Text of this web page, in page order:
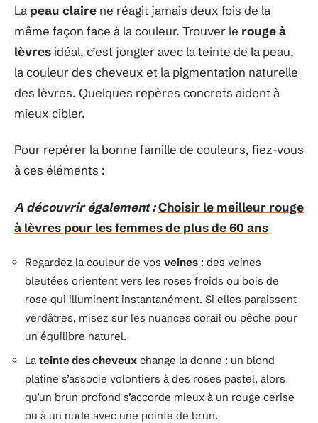
La peau claire ne réagit jamais deux fois de la
même façon face à la couleur. Trouver le rouge à
lèvres idéal, c’est jongler avec la teinte de la peau,
la couleur des cheveux et la pigmentation naturelle
des lèvres. Quelques repères concrets aident à
mieux cibler.
Pour repérer la bonne famille de couleurs, fiez-vous
à ces éléments :
A découvrir également :Choisir le meilleur rouge
à lèvres pour les femmes de plus de 60 ans
Regardez la couleur de vos veines : des veines
bleutées orientent vers les roses froids ou bois de
rose qui illuminent instantanément. Si elles paraissent
verdâtres, misez sur les nuances corail ou pêche pour
un équilibre naturel.
La teinte des cheveux change la donne : un blond
platine s’associe volontiers à des roses pastel, alors
qu’un brun profond s’accorde mieux à un rouge cerise
ou à un nude avec une pointe de brun.